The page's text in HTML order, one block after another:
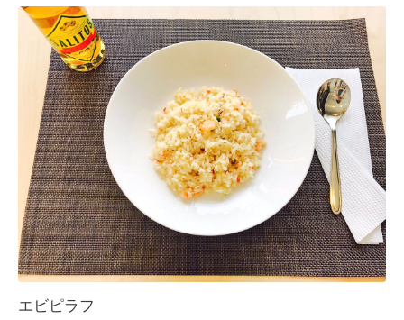
エビピラフ